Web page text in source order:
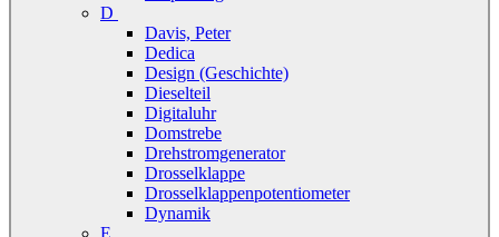
D
Davis, Peter
Dedica
Design (Geschichte)
Dieselteil
Digitaluhr
Domstrebe
Drehstromgenerator
Drosselklappe
Drosselklappenpotentiometer
Dynamik
E